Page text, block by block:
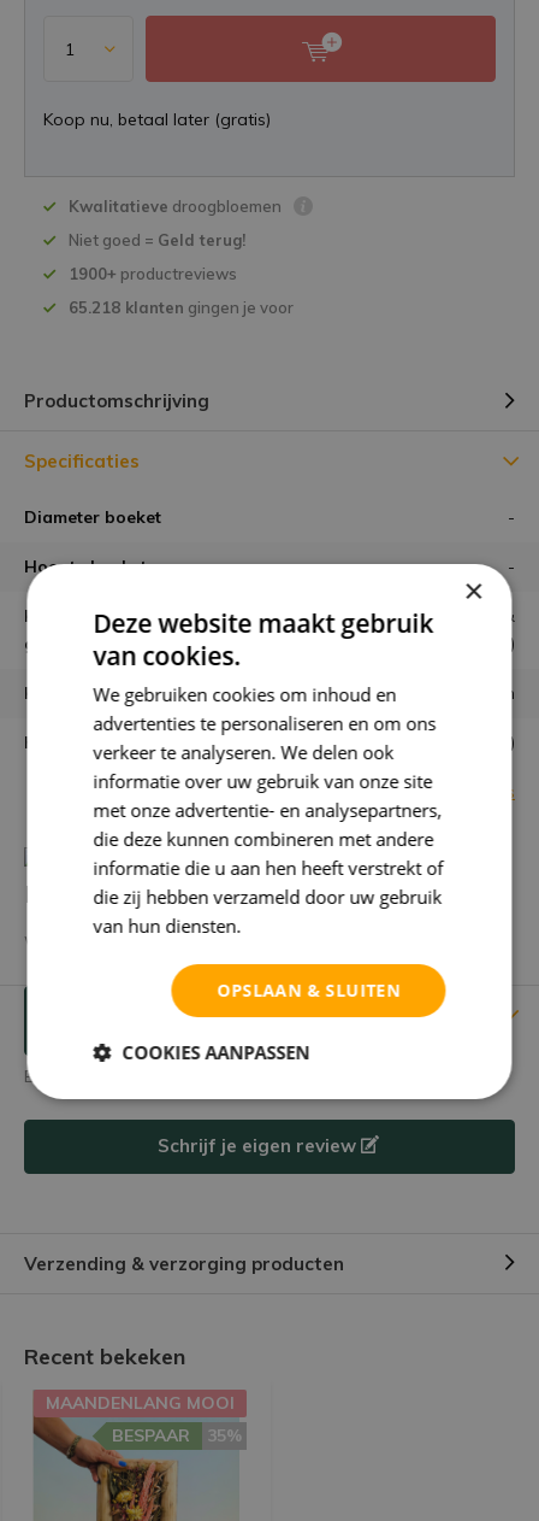
Koop nu, betaal later (gratis)
Kwalitatieve droogbloemen
Niet goed = Geld terug!
1900+ productreviews
65.218 klanten gingen je voor
Productomschrijving
Specificaties
Diameter boeket -
Hoogte boeket -
Hoe wordt het boeket
geleverd?
zorgvuldig geschikt &
gebonden (zoals op de foto)
Houdbaarheid minimaal 6 maanden
Kaartje mogelijk? Ja, gratis (opmerkingveld)
Bekijk alle specificaties
Heb je een vraag over dit product?
We helpen je graag met het vinden van het juiste product.
Verstuur mailtje Reviews
Er zijn nog geen reviews geschreven over dit product.
Schrijf je eigen review
Verzending & verzorging producten
Recent bekeken
MAANDENLANG MOOI
35%
BESPAAR
×
Deze website maakt gebruik
van cookies.
We gebruiken cookies om inhoud en
advertenties te personaliseren en om ons
verkeer te analyseren. We delen ook
informatie over uw gebruik van onze site
met onze advertentie- en analysepartners,
die deze kunnen combineren met andere
informatie die u aan hen heeft verstrekt of
die zij hebben verzameld door uw gebruik
van hun diensten.
OPSLAAN & SLUITEN
COOKIES AANPASSEN